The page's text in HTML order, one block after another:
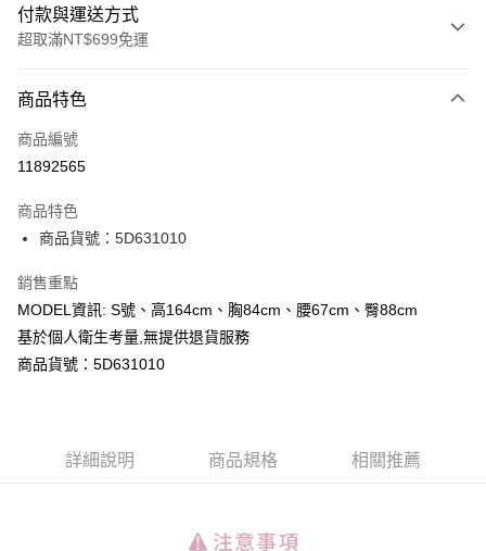
付款與運送方式
超取滿NT$699免運
信用卡一次付款
超商取貨付款
Apple Pay
Google Pay
運送方式
全家取貨付款
每筆NT$80，滿NT$699(含以上)免運費
每筆NT$80，滿NT$699(含以上)免運費
商品特色
商品編號
11892565
商品特色
商品貨號：5D631010
銷售重點
MODEL資訊: S號、高164cm、胸84cm、腰67cm、臀88cm
基於個人衛生考量,無提供退貨服務
商品貨號：5D631010
詳細說明 商品規格 相關推薦